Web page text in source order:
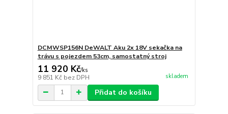
DCMWSP156N DeWALT Aku 2x 18V sekačka na
trávu s pojezdem 53cm, samostatný stroj
11 920 Kč/ks
9 851 Kč bez DPH skladem
Přidat do košíku